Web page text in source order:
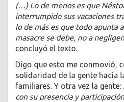
(…) Lo de menos es que
interrumpido sus vacaciones
lo de más es que todo apunta
masacre se debe, no a
concluyó el texto.
Digo que esto me conmovió,
solidaridad de la gente hacia
familiares. Y otra vez la gente:
con su presencia y